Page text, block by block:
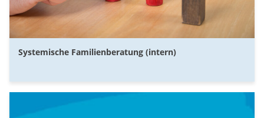
Systemische Familienberatung (intern)